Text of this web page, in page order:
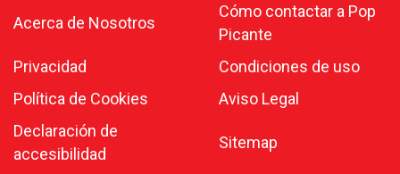
Acerca de Nosotros
Cómo contactar a Pop
Picante
Privacidad
Condiciones de uso
Política de Cookies
Aviso Legal
Declaración de
accesibilidad
Sitemap